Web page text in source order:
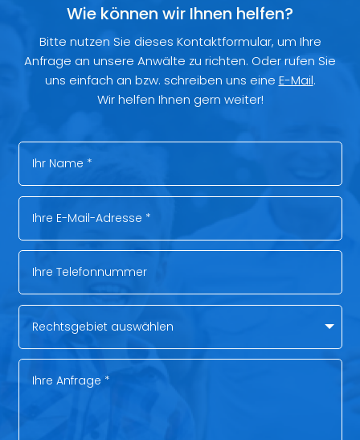
Wie können wir Ihnen helfen?
Bitte nutzen Sie dieses Kontaktformular, um Ihre
Anfrage an unsere Anwälte zu richten. Oder rufen Sie
uns einfach an bzw. schreiben uns eine E-Mail.
Wir helfen Ihnen gern weiter!